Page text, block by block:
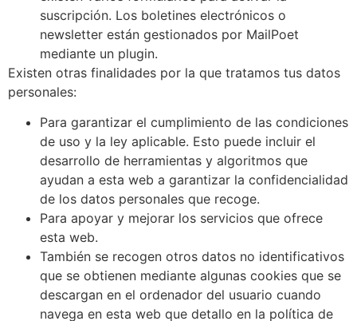
suscripción. Los boletines electrónicos o
newsletter están gestionados por MailPoet
mediante un plugin.
Existen otras finalidades por la que tratamos tus datos
personales:
Para garantizar el cumplimiento de las condiciones
de uso y la ley aplicable. Esto puede incluir el
desarrollo de herramientas y algoritmos que
ayudan a esta web a garantizar la confidencialidad
de los datos personales que recoge.
Para apoyar y mejorar los servicios que ofrece
esta web.
También se recogen otros datos no identificativos
que se obtienen mediante algunas cookies que se
descargan en el ordenador del usuario cuando
navega en esta web que detallo en la política de